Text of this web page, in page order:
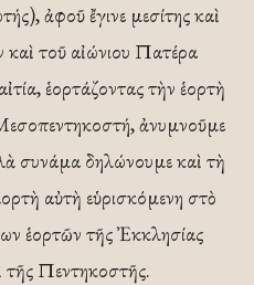
ἀφοῦ ἔγινε μεσίτης καὶ
τοῦ αἰώνιου Πατέρα
ἑορτάζοντας τὴν ἑορτὴ
ἀνυμνοῦμε
συνάμα δηλώνουμε καὶ τὴ
αὐτὴ εὑρισκόμενη στὸ
ἑορτῶν τῆς Ἐκκλησίας
Πεντηκοστῆς.